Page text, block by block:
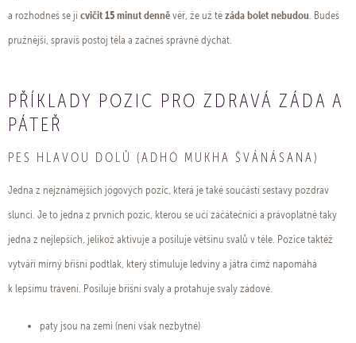
a rozhodneš se ji cvičit 15 minut denněvěř, že už tězáda bolet nebudou. Budeš
pružnější, spravíš postoj těla a začneš správně dýchat.
PŘÍKLADY POZIC PRO ZDRAVÁ ZÁDA A
PÁTEŘ
PES HLAVOU DOLŮ (ADHÓ MUKHA ŠVÁNÁSANA)
Jedna z nejznámějších jógových pozic, která je také součástí sestavy pozdrav
slunci. Je to jedna z prvních pozic, kterou se učí začátečníci a právoplatně taky
jedna z nejlepších, jelikož aktivuje a posiluje většinu svalů v těle. Pozice taktéž
vytváří mírný břišní podtlak, který stimuluje ledviny a játra čímž napomáhá
k lepšímu trávení. Posiluje břišní svaly a protahuje svaly zádové.
paty jsou na zemi (není však nezbytné)